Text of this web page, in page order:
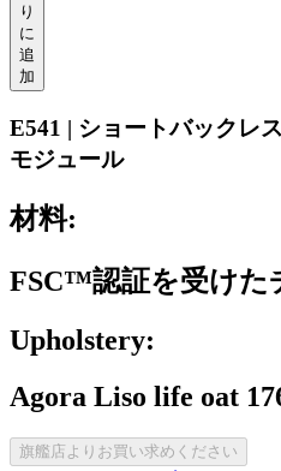
り
に
追
加
E541 | ショートバックレ
モジュール
材料:
FSC™認証を受けた
Upholstery:
Agora Liso life oat
旗艦店よりお買い求めください